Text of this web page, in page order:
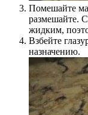
Помешайте
размешайте.
жидким,
Взбейте
назначению.